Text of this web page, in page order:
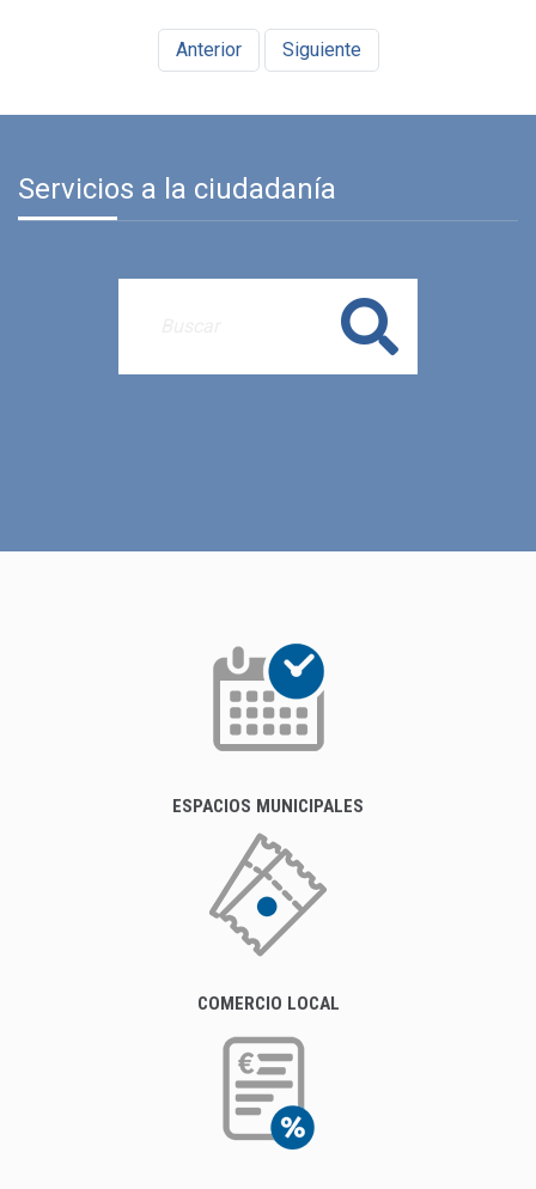
Anterior Siguiente
Servicios a la ciudadanía
Buscar
ESPACIOS MUNICIPALES
COMERCIO LOCAL